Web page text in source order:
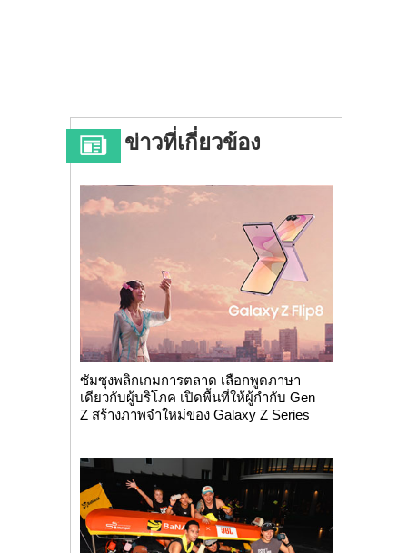
ข่าวที่เกี่ยวข้อง
ซัมซุงพลิกเกมการตลาด เลือกพูดภาษา
เดียวกับผู้บริโภค เปิดพื้นที่ให้ผู้กำกับ Gen
Z สร้างภาพจำใหม่ของ Galaxy Z Series